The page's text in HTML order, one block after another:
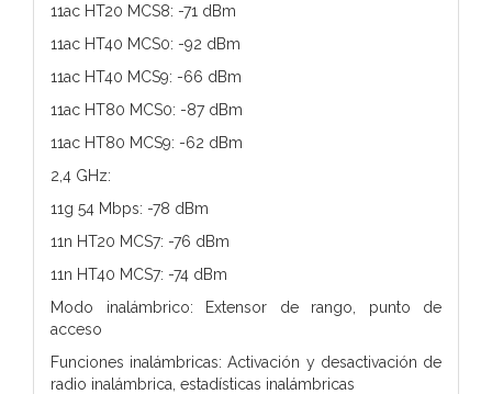
11ac HT20 MCS8: -71 dBm
11ac HT40 MCS0: -92 dBm
11ac HT40 MCS9: -66 dBm
11ac HT80 MCS0: -87 dBm
11ac HT80 MCS9: -62 dBm
2,4 GHz:
11g 54 Mbps: -78 dBm
11n HT20 MCS7: -76 dBm
11n HT40 MCS7: -74 dBm
Modo inalámbrico: Extensor de rango, punto de
acceso
Funciones inalámbricas: Activación y desactivación de
radio inalámbrica, estadísticas inalámbricas